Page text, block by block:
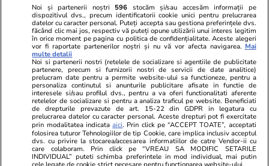
Lifestyle 01 aug.
Cum se face cafeaua la presa
franceză – cum funcționează și
care sunt avantajele
Lifestyle 15 iul.
Noi și partenerii noștri 596 stocăm și/sau accesăm informații pe
dispozitivul dvs., precum identificatorii cookie unici pentru prelucrarea
datelor cu caracter personal. Puteți accepta sau gestiona preferințele dvs.
făcând clic mai jos, respectiv vă puteți opune utilizării unui interes legitim
în orice moment pe pagina cu politica de confidențialitate. Aceste alegeri
vor fi raportate partenerilor noștri și nu vă vor afecta navigarea. Mai
multe detalii
Noi si partenerii nostri (retelele de socializare si agentiile de publicitate
partenere, precum si furnizorii nostri de servicii de date analitice)
prelucram date pentru a permite website-ului sa functioneze, pentru a
personaliza continutul si anunturile publicitare afisate in functie de
interesele si/sau profilul dvs., pentru a va oferi functionalitati aferente
retelelor de socializare si pentru a analiza traficul pe website. Beneficiati
de drepturile prevazute de art. 15-22 din GDPR in legatura cu
prelucrarea datelor cu caracter personal. Aceste drepturi pot fi exercitate
prin modalitatea indicataaici. Prin click pe “ACCEPT TOATE”, acceptati
folosirea tuturor Tehnologiilor de tip Cookie, care implica inclusiv acceptul
dvs. cu privire la stocarea/accesarea informatiilor de catre Vendor-ii cu
care colaboram. Prin click pe “VREAU SA MODIFIC SETARILE
INDIVIDUAL” puteti schimba preferintele in mod individual, mai putin